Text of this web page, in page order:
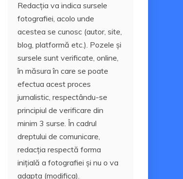
Redacția va indica sursele
fotografiei, acolo unde
acestea se cunosc (autor, site,
blog, platformă etc.). Pozele și
sursele sunt verificate, online,
în măsura în care se poate
efectua acest proces
jurnalistic, respectându-se
principiul de verificare din
minim 3 surse. În cadrul
dreptului de comunicare,
redacția respectă forma
inițială a fotografiei și nu o va
adapta (modifica).